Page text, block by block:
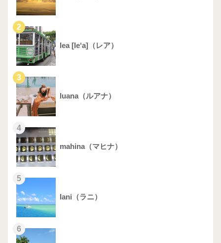
2
lea [le‘a]（レア）
3
luana（ルアナ）
4
mahina（マヒナ）
5
lani（ラニ）
6